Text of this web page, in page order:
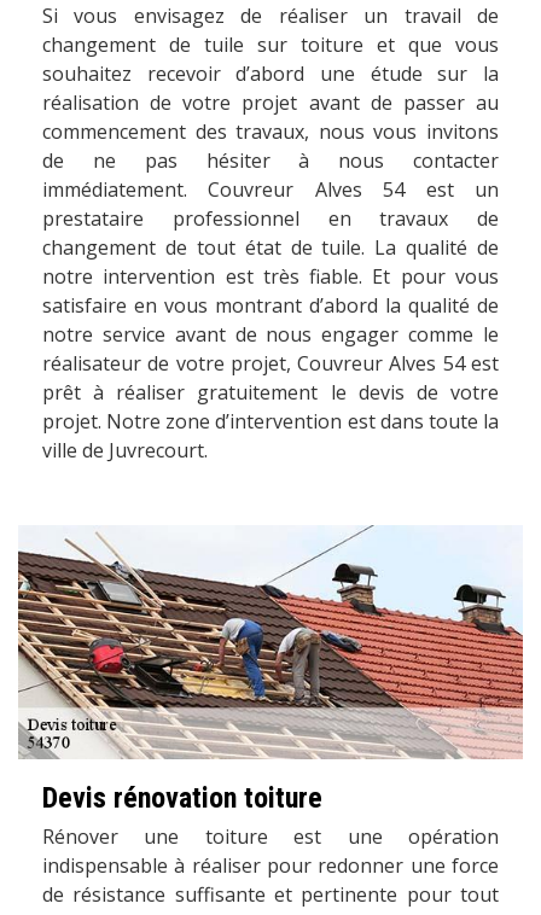
Si vous envisagez de réaliser un travail de
changement de tuile sur toiture et que vous
souhaitez recevoir d’abord une étude sur la
réalisation de votre projet avant de passer au
commencement des travaux, nous vous invitons
de ne pas hésiter à nous contacter
immédiatement. Couvreur Alves 54 est un
prestataire professionnel en travaux de
changement de tout état de tuile. La qualité de
notre intervention est très fiable. Et pour vous
satisfaire en vous montrant d’abord la qualité de
notre service avant de nous engager comme le
réalisateur de votre projet, Couvreur Alves 54 est
prêt à réaliser gratuitement le devis de votre
projet. Notre zone d’intervention est dans toute la
ville de Juvrecourt.
Devis rénovation toiture
Rénover une toiture est une opération
indispensable à réaliser pour redonner une force
de résistance suffisante et pertinente pour tout